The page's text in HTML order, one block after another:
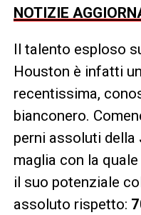
NOTIZIE
Il talento esploso
Houston è infatti
recentissima,
bianconero.
perni assoluti della
maglia con la
il suo potenziale
assoluto rispetto: